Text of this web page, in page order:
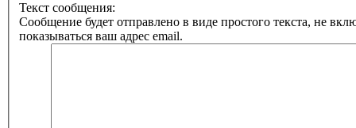
Текст сообщения:
Сообщение будет отправлено в виде простого текста, не
показываться ваш адрес email.